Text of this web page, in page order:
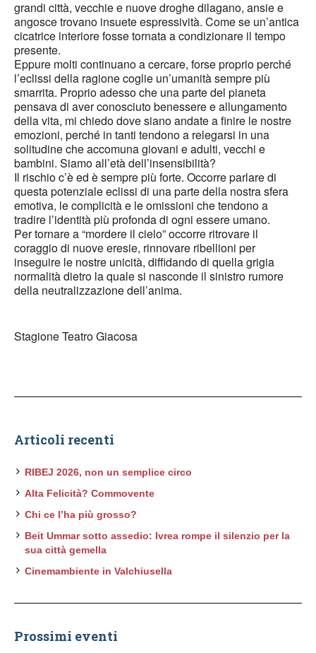
grandi città, vecchie e nuove droghe dilagano, ansie e
angosce trovano insuete espressività. Come se un’antica
cicatrice interiore fosse tornata a condizionare il tempo
presente.
Eppure molti continuano a cercare, forse proprio perché
l’eclissi della ragione coglie un’umanità sempre più
smarrita. Proprio adesso che una parte del pianeta
pensava di aver conosciuto benessere e allungamento
della vita, mi chiedo dove siano andate a finire le nostre
emozioni, perché in tanti tendono a relegarsi in una
solitudine che accomuna giovani e adulti, vecchi e
bambini. Siamo all’età dell’insensibilità?
Il rischio c’è ed è sempre più forte. Occorre parlare di
questa potenziale eclissi di una parte della nostra sfera
emotiva, le complicità e le omissioni che tendono a
tradire l’identità più profonda di ogni essere umano.
Per tornare a “mordere il cielo” occorre ritrovare il
coraggio di nuove eresie, rinnovare ribellioni per
inseguire le nostre unicità, diffidando di quella grigia
normalità dietro la quale si nasconde il sinistro rumore
della neutralizzazione dell’anima.
Stagione Teatro Giacosa
Articoli recenti
RIBEJ 2026, non un semplice circo
Alta Felicità? Commovente
Chi ce l’ha più grosso?
Beit Ummar sotto assedio: Ivrea rompe il silenzio per la
sua città gemella
Cinemambiente in Valchiusella
Prossimi eventi